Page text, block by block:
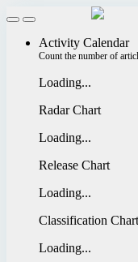
Activity Calendar
Count the number of
Loading...
Radar Chart
Loading...
Release Chart
Loading...
Classification Chart
Loading...